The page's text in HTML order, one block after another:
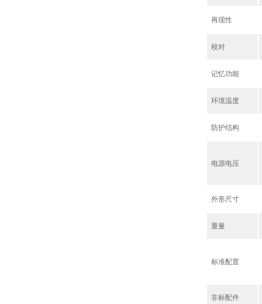
再现性
校对
记忆功能
环境温度
防护结构
电源电压
外形尺寸
重量
标准配置
非标配件